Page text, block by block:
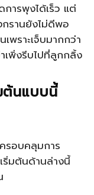
การพุงได้เร็ว แต่
กรานยังไม่ดีพอ
พราะเจ็บมากกว่า
เพิ่งรีบไปที่ลูกกลิ้ง
ต้นแบบนี้
รอบคลุมการ
ริ่มต้นด้านล่างนี้